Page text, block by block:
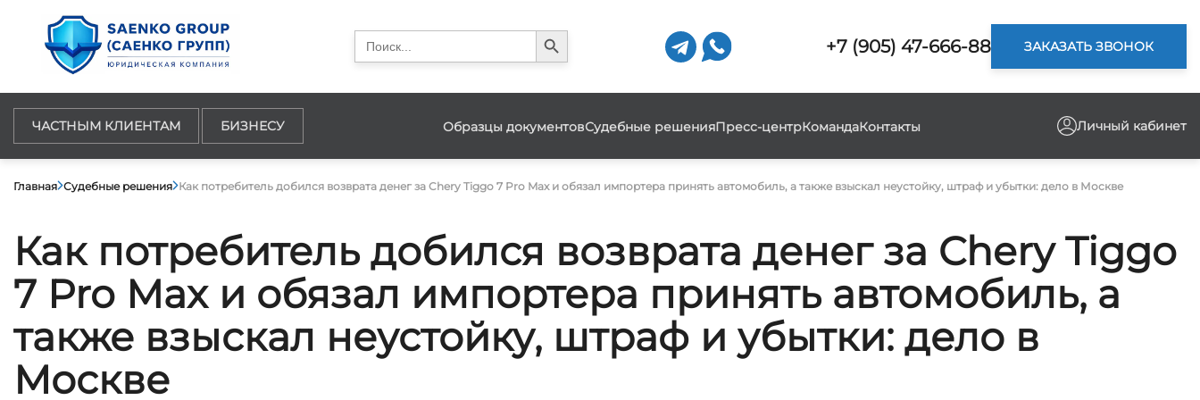
Search
for:
Search Button
+7 (905) 47-666-88 ЗАКАЗАТЬ ЗВОНОК
ЧАСТНЫМ КЛИЕНТАМ БИЗНЕСУ Образцы документовСудебные решенияПресс-центрКомандаКонтакты Личный кабинет
Главная Судебные решения Как потребитель добился возврата денег за Chery Tiggo 7 Pro Max и обязал импортера принять автомобиль, а также взыскал неустойку, штраф и убытки: дело в Москве
Как потребитель добился возврата денег за Chery Tiggo
7 Pro Max и обязал импортера принять автомобиль, а
также взыскал неустойку, штраф и убытки: дело в
Москве